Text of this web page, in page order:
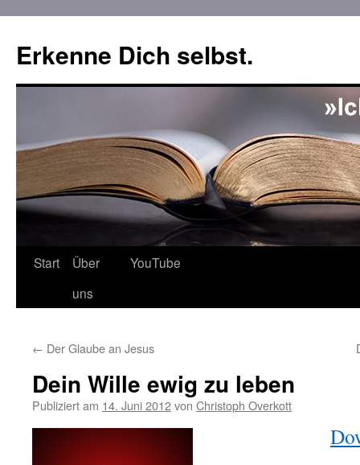
Erkenne Dich selbst.
Zum
Start
Über
uns
YouTube
← Der Glaube an Jesus
Dein Wille ewig zu leben
Publiziert am 14. Juni 2012von Christoph Overkott